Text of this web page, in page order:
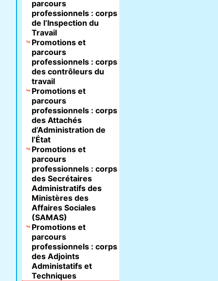
parcours
professionnels : corps
de l’Inspection du
Travail
Promotions et
parcours
professionnels : corps
des contrôleurs du
travail
Promotions et
parcours
professionnels : corps
des Attachés
d’Administration de
l’État
Promotions et
parcours
professionnels : corps
des Secrétaires
Administratifs des
Ministères des
Affaires Sociales
(SAMAS)
Promotions et
parcours
professionnels : corps
des Adjoints
Administatifs et
Techniques